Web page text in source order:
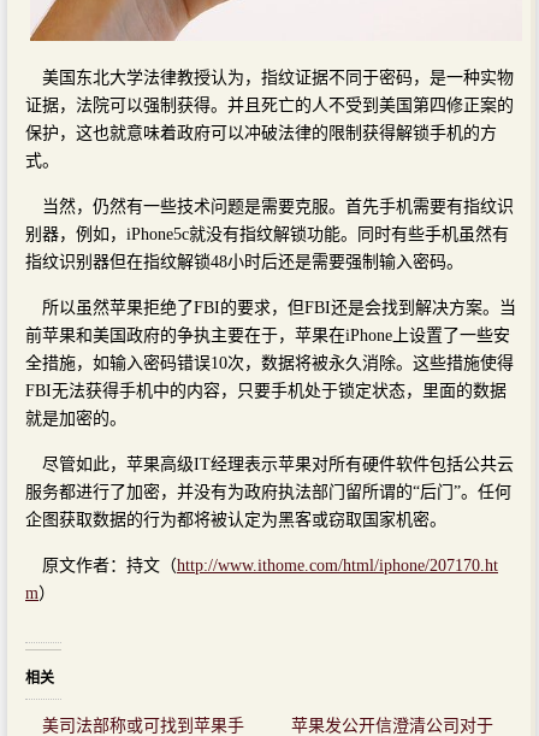
美国东北大学法律教授认为，指纹证据不同于密码，是一种实物
证据，法院可以强制获得。并且死亡的人不受到美国第四修正案的
保护，这也就意味着政府可以冲破法律的限制获得解锁手机的方
式。
当然，仍然有一些技术问题是需要克服。首先手机需要有指纹识
别器，例如，iPhone5c就没有指纹解锁功能。同时有些手机虽然有
指纹识别器但在指纹解锁48小时后还是需要强制输入密码。
所以虽然苹果拒绝了FBI的要求，但FBI还是会找到解决方案。当
前苹果和美国政府的争执主要在于，苹果在iPhone上设置了一些安
全措施，如输入密码错误10次，数据将被永久消除。这些措施使得
FBI无法获得手机中的内容，只要手机处于锁定状态，里面的数据
就是加密的。
尽管如此，苹果高级IT经理表示苹果对所有硬件软件包括公共云
服务都进行了加密，并没有为政府执法部门留所谓的“后门”。任何
企图获取数据的行为都将被认定为黑客或窃取国家机密。
原文作者：持文（http://www.ithome.com/html/iphone/207170.ht
m）
相关
美司法部称或可找到苹果手
苹果发公开信澄清公司对于